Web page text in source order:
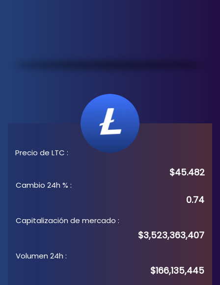
Precio de LTC :
$45.482
Cambio 24h % :
0.74
Capitalización de mercado :
$3,523,363,407
Volumen 24h :
$166,135,445